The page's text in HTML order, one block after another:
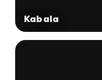
Kabala